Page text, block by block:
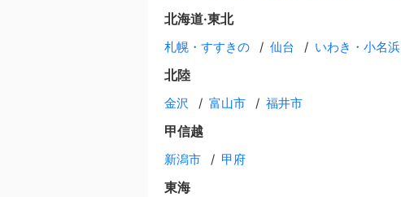
北海道·東北
札幌・すすきの 仙台 いわき・小名浜
北陸
金沢 富山市 福井市
甲信越
新潟市 甲府
東海